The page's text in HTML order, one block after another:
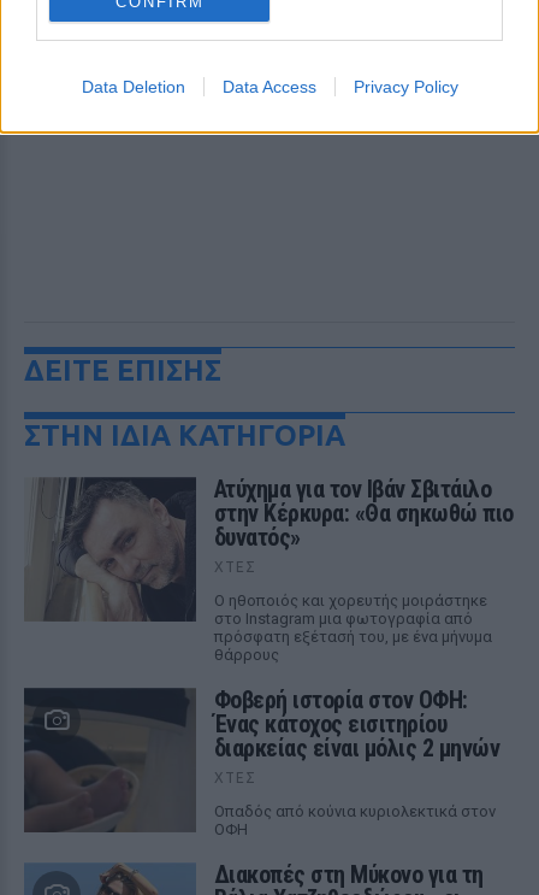
Data Deletion Data Access Privacy Policy
ΔΕΙΤΕ ΕΠΙΣΗΣ
ΣΤΗΝ ΙΔΙΑ ΚΑΤΗΓΟΡΙΑ
Ατύχημα για τον Ιβάν Σβιτάιλο
στην Κέρκυρα: «Θα σηκωθώ πιο
δυνατός»
ΧΤΕΣ
Ο ηθοποιός και χορευτής μοιράστηκε
στο Instagram μια φωτογραφία από
πρόσφατη εξέτασή του, με ένα μήνυμα
θάρρους
Φοβερή ιστορία στον ΟΦΗ:
Ένας κάτοχος εισιτηρίου
διαρκείας είναι μόλις 2 μηνών
ΧΤΕΣ
Οπαδός από κούνια κυριολεκτικά στον
ΟΦΗ
Διακοπές στη Μύκονο για τη